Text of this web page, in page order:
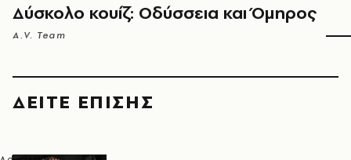
Δύσκολο κουίζ: Οδύσσεια και Όμηρος
A.V. Team
ΔΕΙΤΕ ΕΠΙΣΗΣ